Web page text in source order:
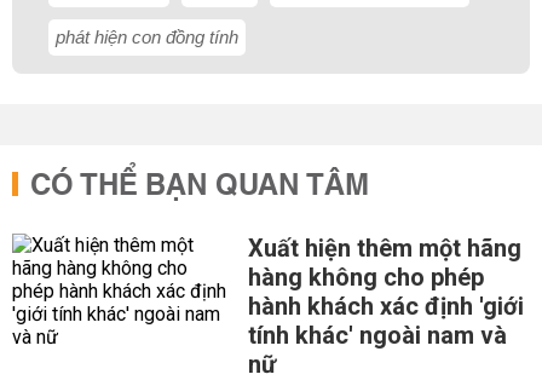
phát hiện con đồng tính
CÓ THỂ BẠN QUAN TÂM
Xuất hiện thêm một hãng
hàng không cho phép
hành khách xác định 'giới
tính khác' ngoài nam và
nữ